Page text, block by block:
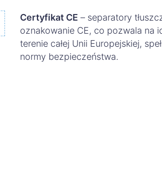
Certyfikat CE – separatory
oznakowanie CE, co pozwala na
terenie całej Unii Europejskiej,
normy bezpieczeństwa.